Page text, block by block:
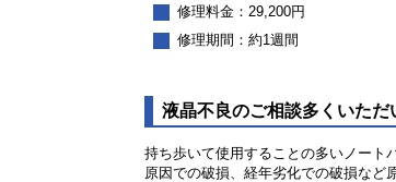
修理料金：29,200円
修理期間：約1週間
液晶不良のご相談多くいただ
持ち歩いて使用することの多いノート
原因での破損、経年劣化での破損など